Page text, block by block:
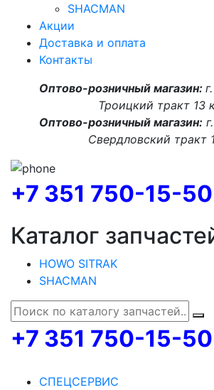
SHACMAN
Акции
Доставка и оплата
Контакты
Оптово-розничный магазин:
Троицкий тракт 13
Оптово-розничный магазин:
Свердловский тракт
+7 351 750-15-50
Каталог
HOWO SITRAK
SHACMAN
+7 351 750-15-50
СПЕЦСЕРВИС